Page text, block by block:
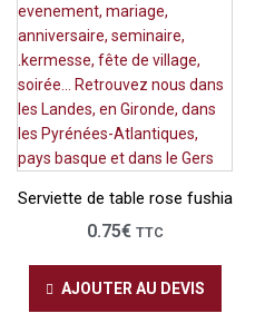
Serviette de table rose fushia
0.75€ TTC
AJOUTER AU DEVIS